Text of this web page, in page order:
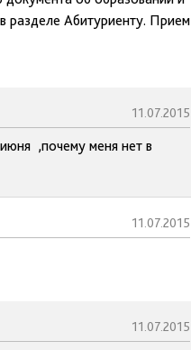
разделе Абитуриенту. Прием
11.07.2015
,почему меня нет в
11.07.2015
11.07.2015